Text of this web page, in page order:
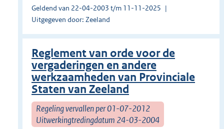
Geldend van 22-04-2003 t/m 11-11-2025
Uitgegeven door: Zeeland
Reglement van orde voor de
vergaderingen en andere
werkzaamheden van Provinciale
Staten van Zeeland
Regeling vervallen per 01-07-2012
Uitwerkingtredingdatum 24-03-2004